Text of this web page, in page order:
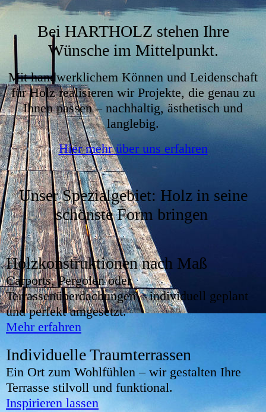
Bei HARTHOLZ stehen Ihre
Wünsche im Mittelpunkt.
Mit handwerklichem Können und Leidenschaft
für Holz realisieren wir Projekte, die genau zu
Ihnen passen – nachhaltig, ästhetisch und
langlebig.
Hier mehr über uns erfahren
Unser Spezialgebiet: Holz in seine
schönste Form bringen
Holzkonstruktionen nach Maß
Carports, Pergolen oder
Terrassenüberdachungen – individuell geplant
und perfekt umgesetzt.
Mehr erfahren
Individuelle Traumterrassen
Ein Ort zum Wohlfühlen – wir gestalten Ihre
Terrasse stilvoll und funktional.
Inspirieren lassen